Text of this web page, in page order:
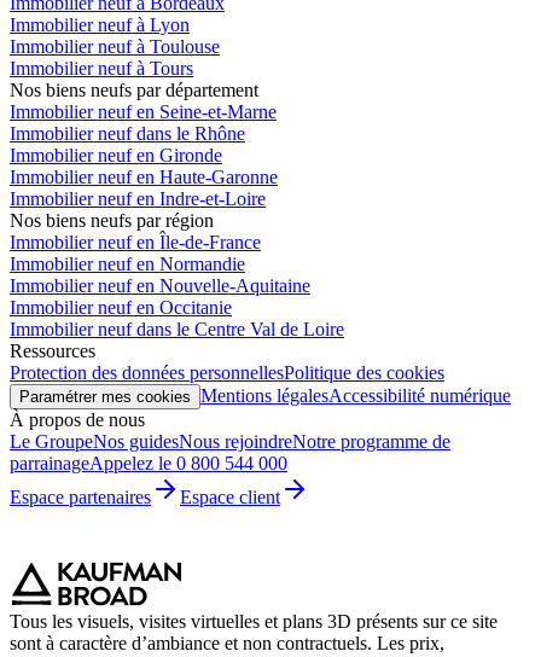
Immobilier neuf à Lyon
Immobilier neuf à Toulouse
Immobilier neuf à Tours
Nos biens neufs par département
Immobilier neuf en Seine-et-Marne
Immobilier neuf dans le Rhône
Immobilier neuf en Gironde
Immobilier neuf en Haute-Garonne
Immobilier neuf en Indre-et-Loire
Nos biens neufs par région
Immobilier neuf en Île-de-France
Immobilier neuf en Normandie
Immobilier neuf en Nouvelle-Aquitaine
Immobilier neuf en Occitanie
Immobilier neuf dans le Centre Val de Loire
Ressources
Protection des données personnellesPolitique des cookies
Paramétrer mes cookies Mentions légalesAccessibilité numérique
À propos de nous
Le GroupeNos guidesNous rejoindreNotre programme de
parrainageAppelez le 0 800 544 000
Espace partenaires
Espace client
Tous les visuels, visites virtuelles et plans 3D présents sur ce site
sont à caractère d’ambiance et non contractuels. Les prix,